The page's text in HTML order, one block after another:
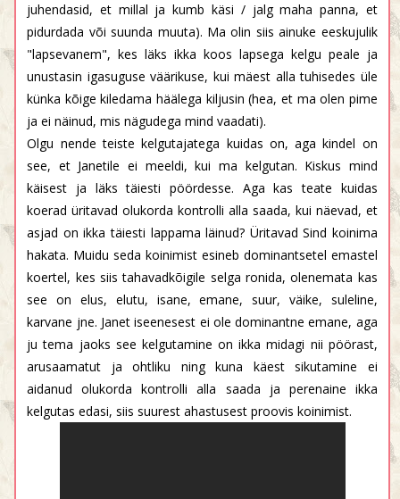
juhendasid, et millal ja kumb käsi / jalg maha panna, et
pidurdada või suunda muuta). Ma olin siis ainuke eeskujulik
"lapsevanem", kes läks ikka koos lapsega kelgu peale ja
unustasin igasuguse väärikuse, kui mäest alla tuhisedes üle
künka kõige kiledama häälega kiljusin (hea, et ma olen pime
ja ei näinud, mis nägudega mind vaadati).
Olgu nende teiste kelgutajatega kuidas on, aga kindel on
see, et Janetile ei meeldi, kui ma kelgutan. Kiskus mind
käisest ja läks täiesti pöördesse. Aga kas teate kuidas
koerad üritavad olukorda kontrolli alla saada, kui näevad, et
asjad on ikka täiesti lappama läinud? Üritavad Sind koinima
hakata. Muidu seda koinimist esineb dominantsetel emastel
koertel, kes siis tahavadkõigile selga ronida, olenemata kas
see on elus, elutu, isane, emane, suur, väike, suleline,
karvane jne. Janet iseenesest ei ole dominantne emane, aga
ju tema jaoks see kelgutamine on ikka midagi nii pöörast,
arusaamatut ja ohtliku ning kuna käest sikutamine ei
aidanud olukorda kontrolli alla saada ja perenaine ikka
kelgutas edasi, siis suurest ahastusest proovis koinimist.